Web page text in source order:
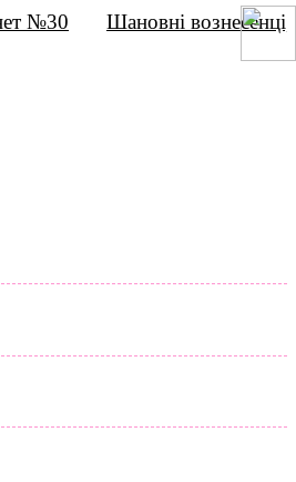
№30 Шановні